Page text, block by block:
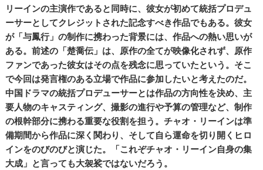
リーインの主演作であると同時に、彼女が初めて統括プロデュ
ーサーとしてクレジットされた記念すべき作品でもある。彼女
が「与鳳行」の制作に携わった背景には、作品への熱い思いが
ある。前述の「楚喬伝」は、原作の全てが映像化されず、原作
ファンであった彼女はその点を残念に思っていたという。そこ
で今回は発言権のある立場で作品に参加したいと考えたのだ。
中国ドラマの統括プロデューサーとは作品の方向性を決め、主
要人物のキャスティング、撮影の進行や予算の管理など、制作
の根幹部分に携わる重要な役割を担う。チャオ・リーインは準
備期間から作品に深く関わり、そして自ら運命を切り開くヒロ
インをのびのびと演じた。「これぞチャオ・リーイン自身の集
大成」と言っても大袈裟ではないだろう。